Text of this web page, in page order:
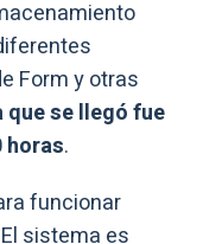
Form y otras
se llegó fue
horas.
funcionar
sistema es